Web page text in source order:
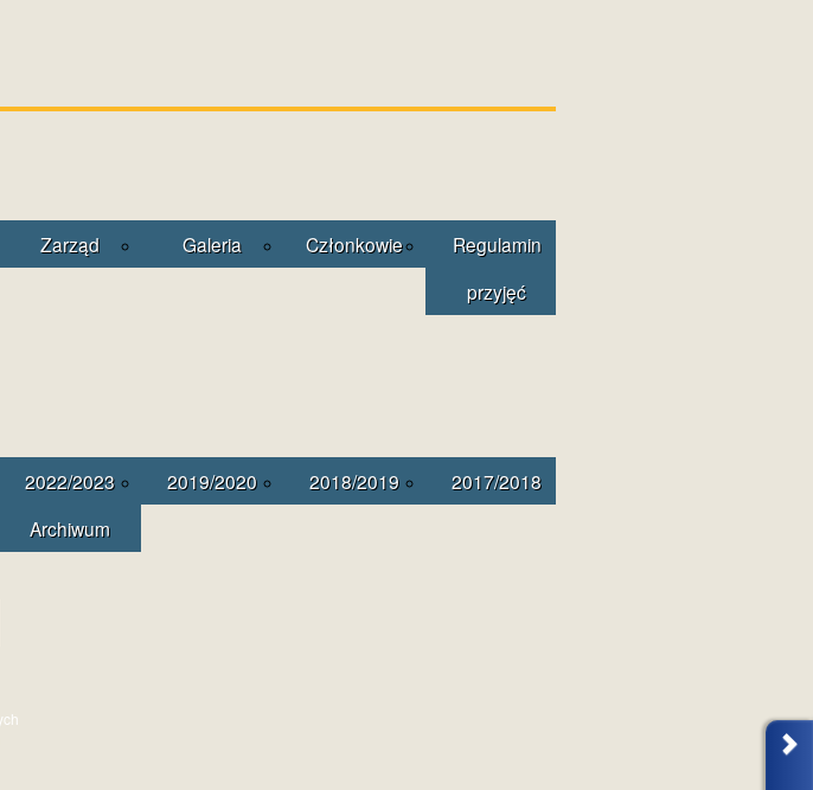
Zarząd Galeria Członkowie
Regulamin
przyjęć
2022/2023 2019/2020 2018/2019
2017/2018
Archiwum